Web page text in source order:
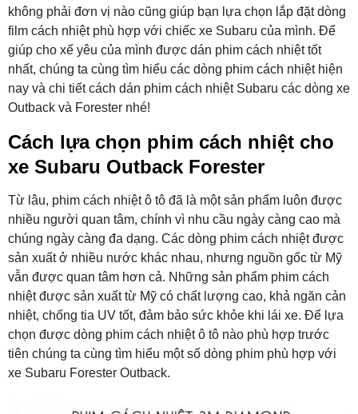
không phải đơn vị nào cũng giúp bạn lựa chọn lắp đặt dòng
film cách nhiệt phù hợp với chiếc xe Subaru của mình. Để
giúp cho xế yêu của mình được dán phim cách nhiệt tốt
nhất, chúng ta cùng tìm hiểu các dòng phim cách nhiệt hiện
nay và chi tiết cách dán phim cách nhiệt Subaru các dòng xe
Outback và Forester nhé!
Cách lựa chọn phim cách nhiệt cho
xe Subaru Outback Forester
Từ lâu, phim cách nhiệt ô tô đã là một sản phẩm luôn được
nhiều người quan tâm, chính vì nhu cầu ngày càng cao mà
chúng ngày càng đa dạng. Các dòng phim cách nhiệt được
sản xuất ở nhiều nước khác nhau, nhưng nguồn gốc từ Mỹ
vẫn được quan tâm hơn cả. Những sản phẩm phim cách
nhiệt được sản xuất từ Mỹ có chất lượng cao, khả ngăn cản
nhiệt, chống tia UV tốt, đảm bảo sức khỏe khi lái xe. Để lựa
chọn được dòng phim cách nhiệt ô tô nào phù hợp trước
tiên chúng ta cùng tìm hiểu một số dòng phim phù hợp với
xe Subaru Forester Outback.